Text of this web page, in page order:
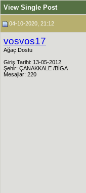
View Single Post
04-10-2020, 21:12
vosvos17
Ağaç Dostu
Giriş Tarihi: 13-05-2012
Şehir: ÇANAKKALE /BİGA
Mesajlar: 220